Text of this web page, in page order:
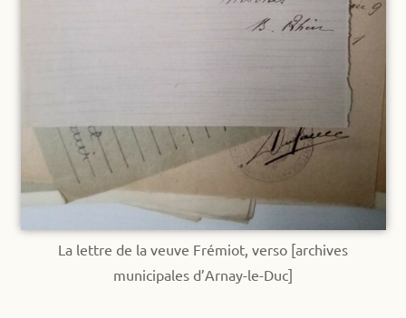
La lettre de la veuve Frémiot, verso [archives
municipales d’Arnay-le-Duc]